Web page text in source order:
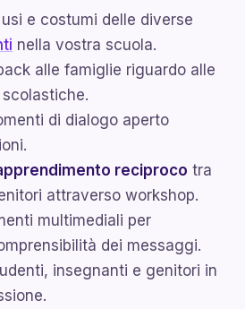
e costumi delle diverse
nella vostra scuola.
alle famiglie riguardo alle
di dialogo aperto
reciproco tra
attraverso workshop.
multimediali per
dei messaggi.
insegnanti e genitori in